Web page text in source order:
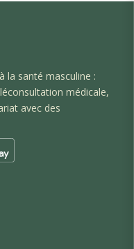
la santé masculine :
médicale,
avec des